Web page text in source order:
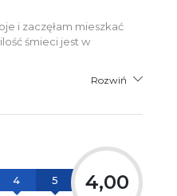
i zaczęłam mieszkać
śmieci jest w
Rozwiń
4
5
4,00